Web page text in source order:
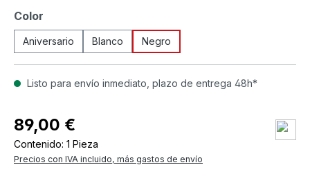
Seleccione
Color
Aniversario Blanco Negro
Listo para envío inmediato, plazo de entrega 48h*
89,00 €
Contenido: 1 Pieza
Precios con IVA incluido, más gastos de envío